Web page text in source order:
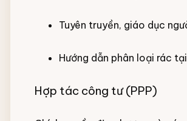
Tuyên truyền, giáo dục
Hướng dẫn phân loại rác
Hợp tác công tư (PPP)